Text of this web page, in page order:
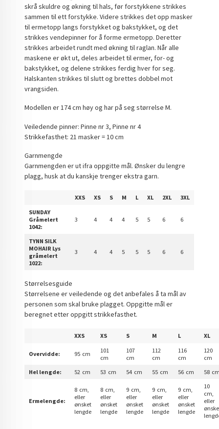
skrå skuldre og økning til hals, før forstykkene strikkes
sammen til ett forstykke. Videre strikkes det opp masker
til ermetopp langs forstykket og bakstykket, og det
strikkes vendepinner for å forme ermetopp. Deretter
strikkes arbeidet rundt med økning til raglan. Når alle
maskene er økt ut, deles arbeidet til ermer, for- og
bakstykket, og delene strikkes ferdig hver for seg.
Halskanten strikkes til slutt og brettes dobbel mot
vrangsiden.
Modellen er 174 cm høy og har på seg størrelse M.
Veiledende pinner: Pinne nr 3, Pinne nr 4
Strikkefasthet: 21 masker = 10 cm
Garnmengde
Garnmengden er ut ifra oppgitte mål. Ønsker du lengre
plagg, husk at du kanskje trenger ekstra garn.
XXS XS S M L XL 2XL
3XL
SUNDAY
Gråmelert
1042:
3 4 4 4 5 5 6 6
TYNN SILK
MOHAIR Lys
gråmelert
1022:
3 4 4 5 5 5 6 6
Størrelsesguide
Størrelsene er veiledende og det anbefales å ta mål av
personen som skal bruke plagget. Oppgitte mål er
beregnet etter oppgitt strikkefasthet.
XXS XS S M L XL
Overvidde: 95 cm
101
cm
107
cm
112
cm
116
cm
120
cm
Hel lengde:
52 cm 53 cm 54 cm 55 cm 56 cm 58
Ermelengde:
8 cm,
eller
ønsket
lengde
8 cm,
eller
ønsket
lengde
9 cm,
eller
ønsket
lengde
9 cm,
eller
ønsket
lengde
9 cm,
eller
ønsket
lengde
10
cm,
eller